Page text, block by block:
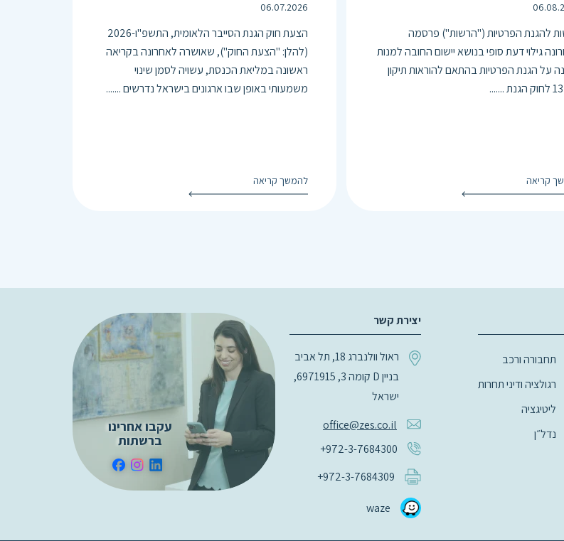
להגנת הפרטיות ("הרשות") פרסמה
גילוי דעת סופי בנושא יישום החובה למנות
על הגנת הפרטיות בהתאם להוראות תיקון
קריאה
06.07.2026
הצעת חוק הגנת הסייבר הלאומית, התשפ"ו-2026
(להלן: "הצעת החוק"), שאושרה לאחרונה בקריאה
ראשונה במליאת הכנסת, עשויה לסמן שינוי
משמעותי באופן שבו ארגונים בישראל נדרשים .......
להמשך קריאה
תחבורה ורכב
רגולציה ודיני תחרות
ליטיגציה
נדל״ן
יצירת קשר
ראול וולנברג 18, תל אביב
בניין D קומה 3, 6971915,
ישראל
office@zes.co.il
+972-3-7684300
+972-3-7684309
waze
עקבו אחרינו
ברשתות